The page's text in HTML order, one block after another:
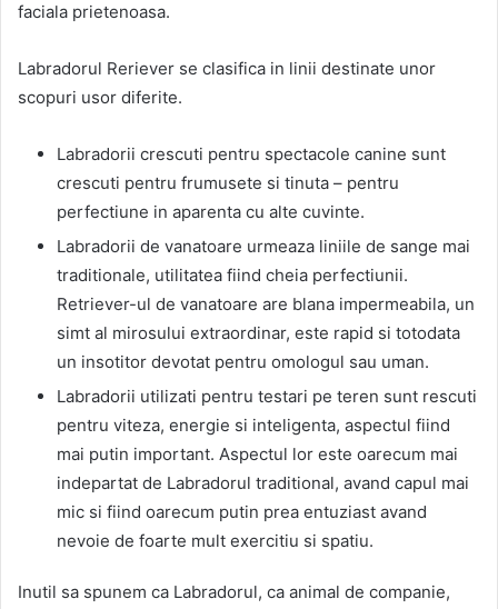
faciala prietenoasa.
Labradorul Reriever se clasifica in linii destinate unor
scopuri usor diferite.
Labradorii crescuti pentru spectacole canine sunt
crescuti pentru frumusete si tinuta – pentru
perfectiune in aparenta cu alte cuvinte.
Labradorii de vanatoare urmeaza liniile de sange mai
traditionale, utilitatea fiind cheia perfectiunii.
Retriever-ul de vanatoare are blana impermeabila, un
simt al mirosului extraordinar, este rapid si totodata
un insotitor devotat pentru omologul sau uman.
Labradorii utilizati pentru testari pe teren sunt rescuti
pentru viteza, energie si inteligenta, aspectul fiind
mai putin important. Aspectul lor este oarecum mai
indepartat de Labradorul traditional, avand capul mai
mic si fiind oarecum putin prea entuziast avand
nevoie de foarte mult exercitiu si spatiu.
Inutil sa spunem ca Labradorul, ca animal de companie,